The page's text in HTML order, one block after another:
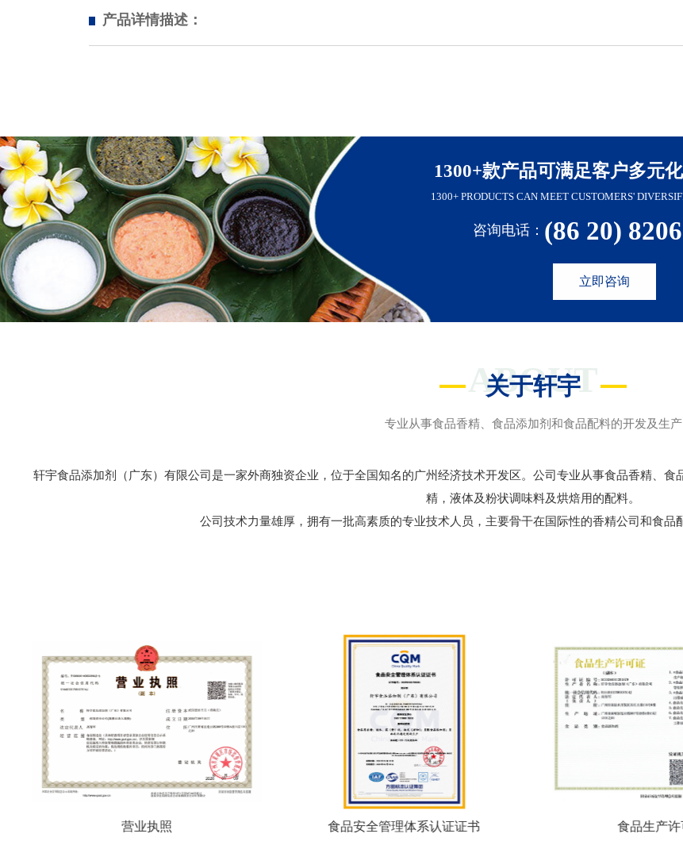
产品详情描述：
1300+款产品可满足客户多元
1300+ PRODUCTS CAN MEET CUSTOMERS'
咨询电话： (86 20)
立即咨询
ABOUT
关于轩宇
专业从事食品香精、食品添加剂和食品配料的开发及生产
轩宇食品添加剂（广东）有限公司是一家外商独资企业，位于全国知名的广州经济技术开发区。公司专业从事食品香精、
精，液体及粉状调味料及烘焙用的配料。
公司技术力量雄厚，拥有一批高素质的专业技术人员，主要骨干在国际性的香精公司和食品
营业执照 食品安全管理体系认证证书 食品生产